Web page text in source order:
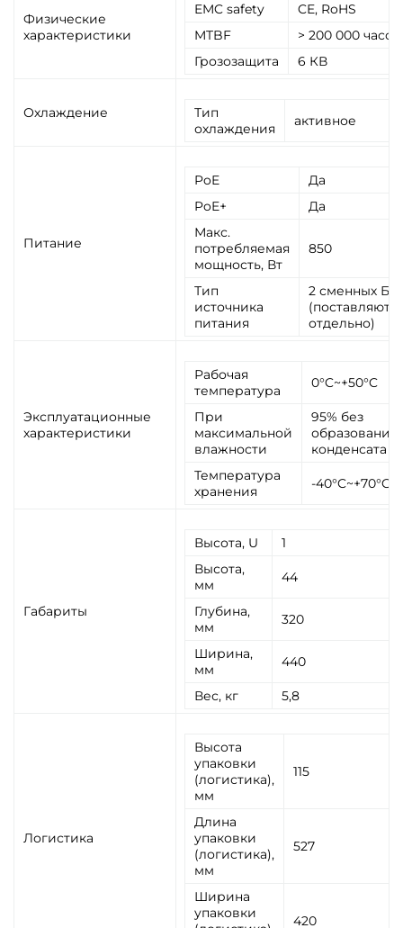
Физические
характеристики
EMC safety
CE, RoHS
MTBF
> 200 000 часов
Грозозащита
6 КВ
Охлаждение
Тип
охлаждения
активное
Питание
PoE
Да
PoE+
Да
Макс.
потребляемая
мощность, Вт
850
Тип
источника
питания
2 сменных БП
отдельно)
Эксплуатационные
характеристики
Рабочая
температура
0°C~+50°C
При
максимальной
влажности
95% без
образования
конденсата
Температура
хранения
-40°C~+70°C
Габариты
Высота, U
1
Высота,
мм
44
Глубина,
мм
320
Ширина,
мм
440
Вес, кг 5,8
Логистика
Высота
упаковки
(логистика),
мм
115
Длина
упаковки
(логистика),
мм
527
Ширина
упаковки
420